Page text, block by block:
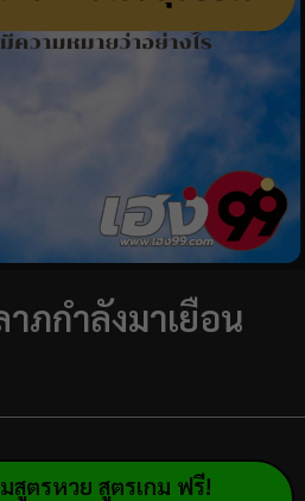
ภกำลังมาเยือน
สูตรหวย สูตรเกม ฟรี!